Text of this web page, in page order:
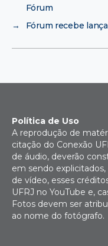
Fórum
→
Fórum recebe
Política de Uso
A reprodução de
citação do Conexão
de áudio, deverão
em sendo
de vídeo, esses
UFRJ no YouTube e,
Fotos devem ser
ao nome do fotógrafo.